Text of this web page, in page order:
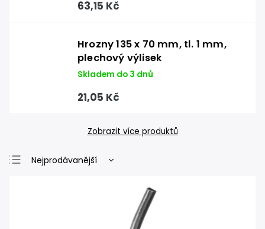
63,15 Kč
Hrozny 135 x 70 mm, tl. 1 mm,
plechový výlisek
Skladem do 3 dnů
21,05 Kč
Zobrazit více produktů
Nejprodávanější